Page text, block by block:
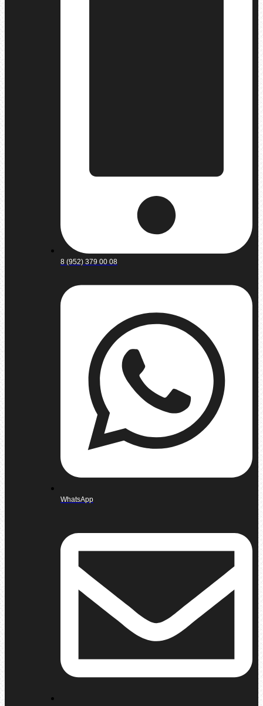
8 (952) 379 00 08
WhatsApp